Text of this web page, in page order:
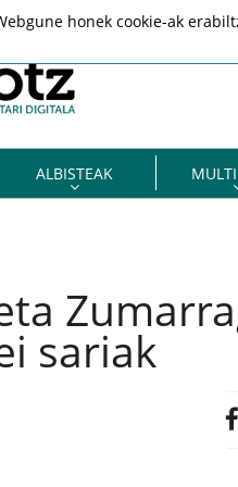
ALBISTEAK
sariak
honek cookie-ak